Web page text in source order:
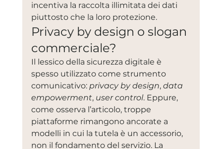
incentiva la raccolta illimitata dei dati
piuttosto che la loro protezione.
Privacy by design o slogan
commerciale?
Il lessico della sicurezza digitale è
spesso utilizzato come strumento
comunicativo: privacy by design, data
empowerment, user control. Eppure,
come osserva l’articolo, troppe
piattaforme rimangono ancorate a
modelli in cui la tutela è un accessorio,
non il fondamento del servizio. La